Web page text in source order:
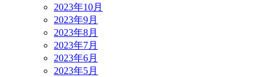
2023年10月
2023年9月
2023年8月
2023年7月
2023年6月
2023年5月